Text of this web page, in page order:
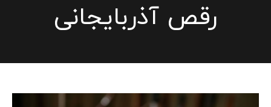
رقص آذربایجانی